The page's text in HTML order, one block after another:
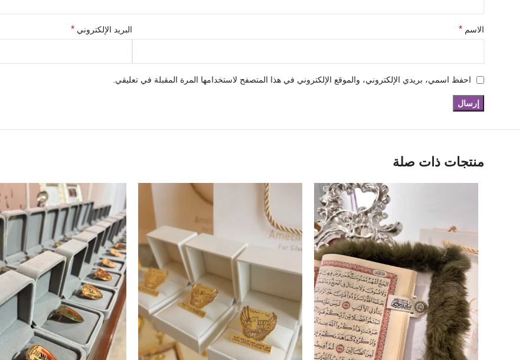
الاسم * البريد الإلكتروني *
احفظ اسمي، بريدي الإلكتروني، والموقع الإلكتروني في هذا المتصفح لاستخدامها المرة المقبلة في تعليقي.
منتجات ذات صلة